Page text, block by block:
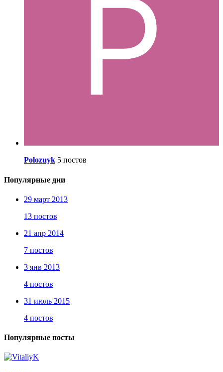
Polozuyk 5 постов
Популярные дни
29 март 2013
13 постов
21 апр 2014
7 постов
3 янв 2013
4 постов
31 июль 2015
4 постов
Популярные посты